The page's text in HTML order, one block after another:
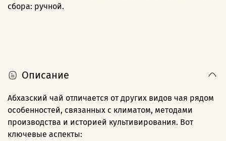
сбора: ручной.
Описание
Абхазский чай отличается от других видов чая рядом
особенностей, связанных с климатом, методами
производства и историей культивирования. Вот
ключевые аспекты: